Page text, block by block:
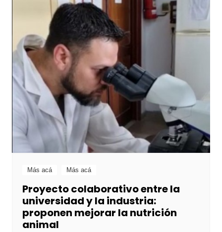
Más acá Más acá
Proyecto colaborativo entre la
universidad y la industria:
proponen mejorar la nutrición
animal